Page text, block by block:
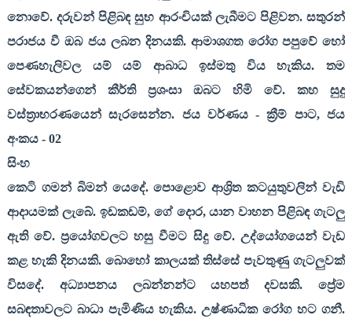
නොවේ. දරුවන් පිළිබඳ සුභ ආරංචියක් ලැබීමට පිළිවන. සතුරන්
පරාජය වී ඔබ ජය ලබන දිනයකි. ආමාශගත රෝග පපුවේ හෝ
පෙණහැලිවල යම් යම් ආබාධ ඉස්මතු විය හැකිය. තම
සේවකයන්ගෙන් කීර්ති ප්‍රශංසා ඔබට හිමි වේ. කහ සුදු
වස්ත්‍රාභරණයෙන් සැරසෙන්න. ජය වර්ණය - ක්‍රීම් පාට,ජය
අංකය - 02
සිංහ
කෙටි ගමන් බිමන් යෙදේ. පොළොව ආශ්‍රිත කටයුතුවලින් වැඩි
ආදායමක් ලැබේ. ඉඩකඩම්, ගේ දොර,යාන වාහන පිළිබඳ ගැටලු
ඇති වේ. ප්‍රයෝගවලට හසු වීමට සිදු වේ. උද්යෝගයෙන් වැඩ
කළ හැකි දිනයකි. බොහෝ කාලයක් තිස්සේ පැවතුණු ගැටලුවක්
විසදේ. අධ්‍යාපනය ලබන්නන්ට යහපත් දවසකි. ප්‍රේම
සබඳතාවලට බාධා පැමිණිය හැකිය. උෂ්ණාධික රෝග හට ගනී.